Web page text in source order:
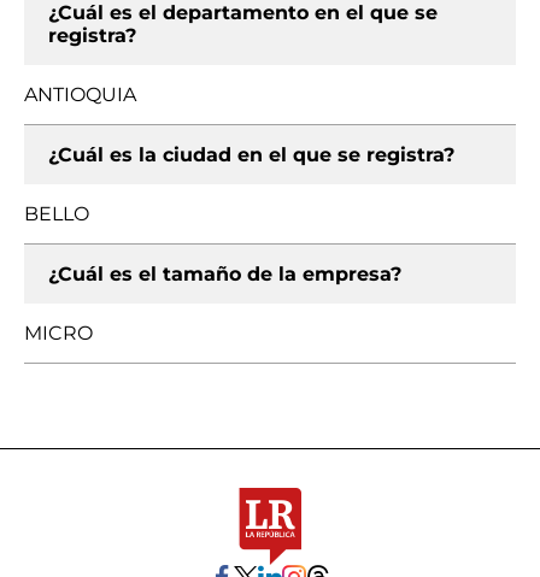
¿Cuál es el departamento en el que se
registra?
ANTIOQUIA
¿Cuál es la ciudad en el que se registra?
BELLO
¿Cuál es el tamaño de la empresa?
MICRO